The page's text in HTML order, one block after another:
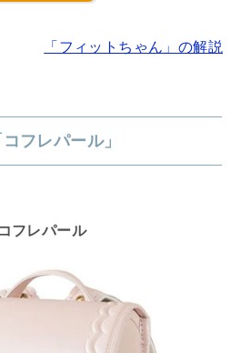
「フィットちゃん」の解説
フレパール」
フレパール